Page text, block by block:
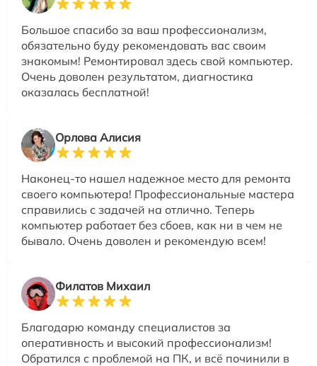
Большое спасибо за ваш профессионализм,
обязательно буду рекомендовать вас своим
знакомым! Ремонтировал здесь свой компьютер.
Очень доволен результатом, диагностика
оказалась бесплатной!
Орлова Алисия
Наконец-то нашел надежное место для ремонта
своего компьютера! Профессиональные мастера
справились с задачей на отлично. Теперь
компьютер работает без сбоев, как ни в чем не
бывало. Очень доволен и рекомендую всем!
Филатов Михаил
Благодарю команду специалистов за
оперативность и высокий профессионализм!
Обратился с проблемой на ПК, и всё починили в